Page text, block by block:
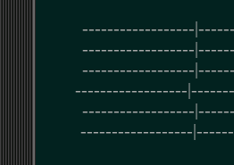
------------------
------------------
------------------
------------------
------------------
------------------